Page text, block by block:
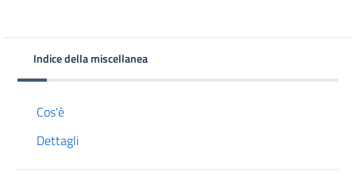
Indice della miscellanea
Cos'è
Dettagli